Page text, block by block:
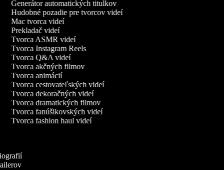
Generátor automatických titulkov
Hudobné pozadie pre tvorcov videí
Mac tvorca videí
Prekladač videí
Tvorca ASMR videí
Tvorca Instagram Reels
Tvorca Q&A videí
Tvorca akčných filmov
Tvorca animácií
Tvorca cestovateľských videí
Tvorca dekoračných videí
Tvorca dramatických filmov
Tvorca fanúšikovských videí
Tvorca fashion haul videí